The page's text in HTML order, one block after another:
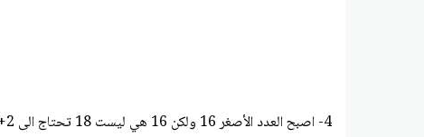
4- اصبح العدد الأصغر 16 ولكن 16 هي ليست 18 تحتاج الى 2+ حتى تصبح 18.